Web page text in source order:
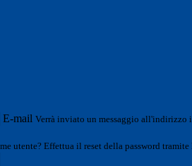
E-mail Verrà inviato un messaggio all'indirizzo
utente? Effettua il reset della password tramite